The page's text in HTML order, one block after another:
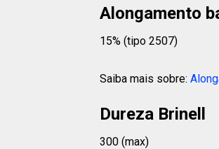
Alongamento
15% (tipo 2507)
Saiba mais sobre:
Dureza Brinell
300 (max)